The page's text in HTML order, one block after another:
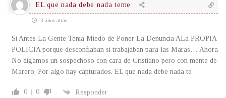
EL que nada debe nada teme
3 años atrás
Si Antes La Gente Tenia Miedo de Poner La Denuncia ALa PROPIA
POLICIA porque desconfiaban si trabajaban para las Maras… Ahora
No digamos un sospechoso con cara de Cristiano pero con mente de
Marero, Por algo hay capturados. EL que nada debe nada te
0 0 Responder